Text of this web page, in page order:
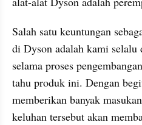
Salah satu keuntungan
di Dyson adalah kami selalu
selama proses
tahu produk ini. Dengan
memberikan banyak
keluhan tersebut akan